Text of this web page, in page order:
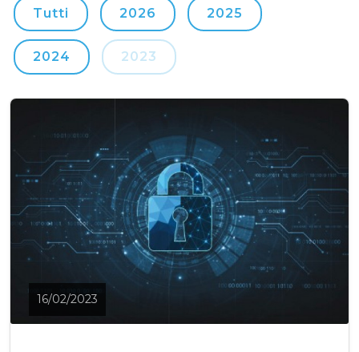
Tutti 2026 2025
2024 2023
16/02/2023